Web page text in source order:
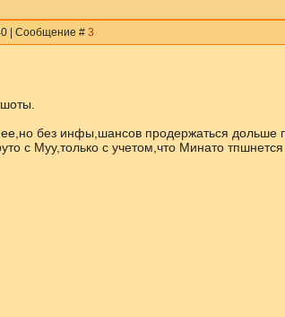
| Сообщение # 3
без инфы,шансов продержаться дольше
с Муу,только с учетом,что Минато тпшнется